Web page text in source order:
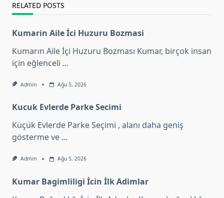
RELATED POSTS
Kumarin Aile İci Huzuru Bozmasi
Kumarın Aile İçi Huzuru Bozması Kumar, birçok insan
için eğlenceli ...
Admin Ağu 5, 2026
Kucuk Evlerde Parke Secimi
Küçük Evlerde Parke Seçimi , alanı daha geniş
gösterme ve ...
Admin Ağu 5, 2026
Kumar Bagimliligi İcin İlk Adimlar